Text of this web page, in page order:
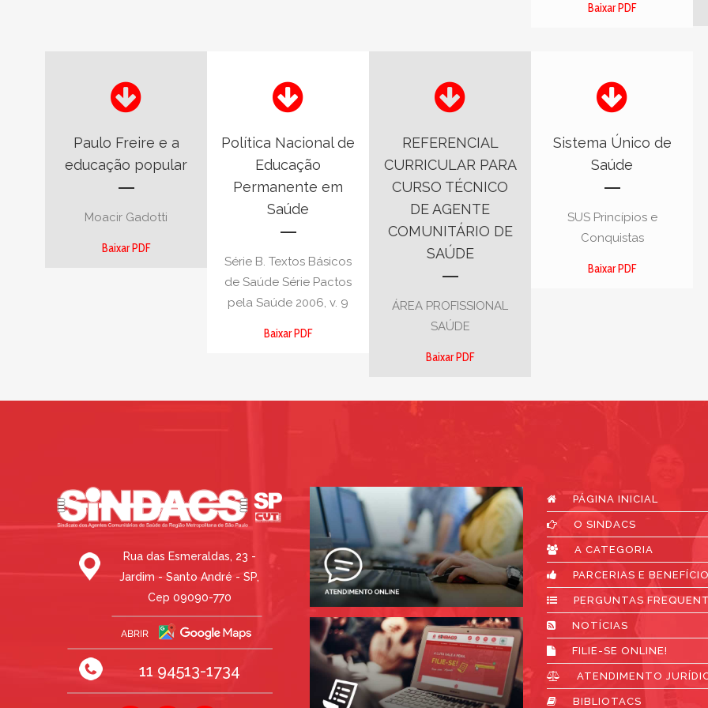
Baixar PDF
Paulo Freire e a
educação popular
Moacir Gadotti
Baixar PDF
Política Nacional de
Educação
Permanente em
Saúde
Série B. Textos Básicos
de Saúde Série Pactos
pela Saúde 2006, v. 9
Baixar PDF
REFERENCIAL
CURRICULAR PARA
CURSO TÉCNICO
DE AGENTE
COMUNITÁRIO DE
SAÚDE
ÁREA PROFISSIONAL
SAÚDE
Baixar PDF
Sistema Único de
Saúde
SUS Princípios e
Conquistas
Baixar PDF
Rua das Esmeraldas, 23 -
Jardim - Santo André - SP,
Cep 09090-770
11 94513-1734
PÁGINA INICIAL
O SINDACS
A CATEGORIA
PARCERIAS E
PERGUNTAS
NOTÍCIAS
FILIE-SE ONLINE!
ATENDIMENTO
BIBLIOTACS